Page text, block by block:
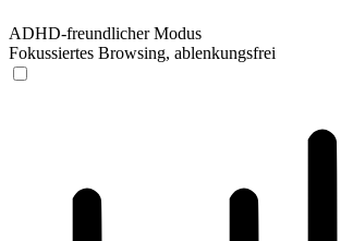
ADHD-freundlicher Modus
Fokussiertes Browsing, ablenkungsfrei